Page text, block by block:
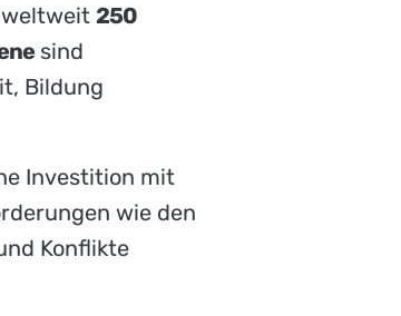
250
sind
Bildung
Investition mit
wie den
Konflikte